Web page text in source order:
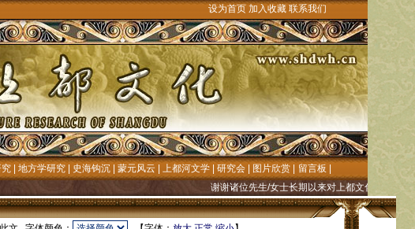
设为首页 加入收藏 联系我们
地方学研究 史海钩沉 蒙元风云 上都河文学 研究会 图片欣赏 留言板
谢谢诸位先生/女士长期以来对上都文化研究的殷切